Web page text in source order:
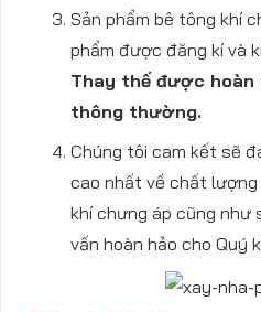
Sản phẩm bê tông khí
phẩm được đăng kí và
Thay thế được hoàn
thông thường.
Chúng tôi cam kết sẽ
cao nhất về chất lượng
khí chưng áp cũng như
vấn hoàn hảo cho Quý